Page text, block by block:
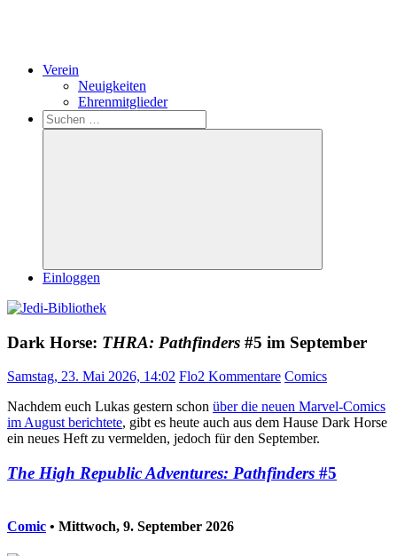
Verein
Neuigkeiten
Ehrenmitglieder
Search
Suchen
nach:
Suchen
Einloggen
Dark Horse: THRA: Pathfinders #5 im September
Samstag, 23. Mai 2026, 14:02 Flo2 Kommentare Comics
Nachdem euch Lukas gestern schon über die neuen Marvel-Comics
im August berichtete, gibt es heute auch aus dem Hause Dark Horse
ein neues Heft zu vermelden, jedoch für den September.
The High Republic Adventures: Pathfinders #5
Comic • Mittwoch, 9. September 2026